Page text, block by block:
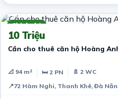
Chính chủ
6 năm trước
10 Triệu
Cần cho thuê căn hộ Hoàng
📐 94 m² 🛏 2 PN
🚿 2 WC
📍72 Hàm Nghi, Thanh Khê, Đà